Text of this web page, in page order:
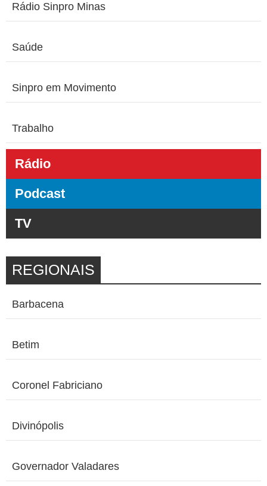
Rádio Sinpro Minas
Saúde
Sinpro em Movimento
Trabalho
Rádio
Podcast
TV
REGIONAIS
Barbacena
Betim
Coronel Fabriciano
Divinópolis
Governador Valadares